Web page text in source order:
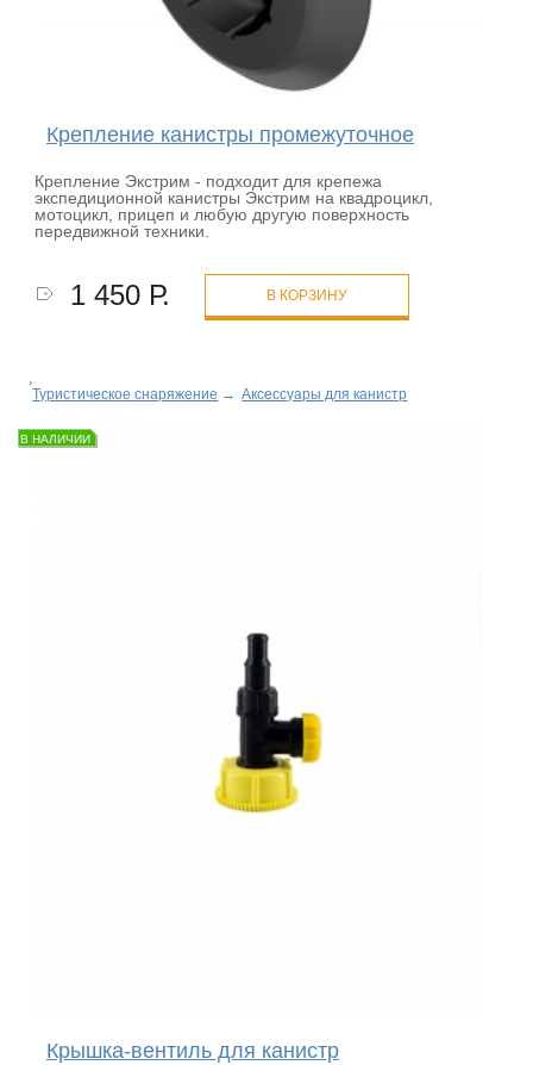
Крепление канистры промежуточное
Крепление Экстрим - подходит для крепежа
экспедиционной канистры Экстрим на квадроцикл,
мотоцикл, прицеп и любую другую поверхность
передвижной техники.
1 450 Р. В КОРЗИНУ
Туристическое снаряжение → Аксессуары для канистр
В НАЛИЧИИ
Крышка-вентиль для канистр